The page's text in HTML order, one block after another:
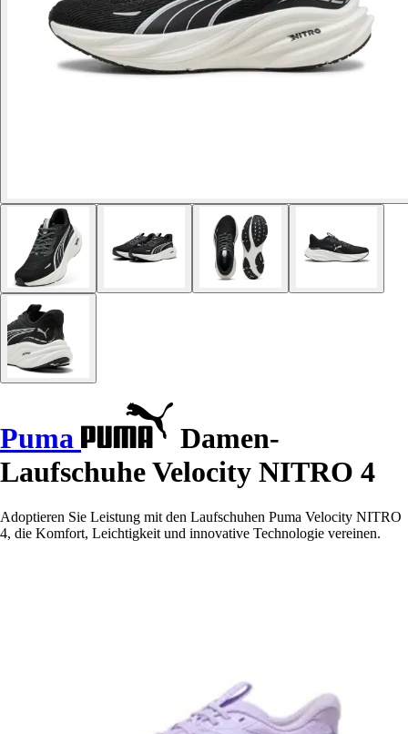
Puma
Damen-
Laufschuhe Velocity NITRO 4
Adoptieren Sie Leistung mit den Laufschuhen Puma Velocity NITRO
4, die Komfort, Leichtigkeit und innovative Technologie vereinen.